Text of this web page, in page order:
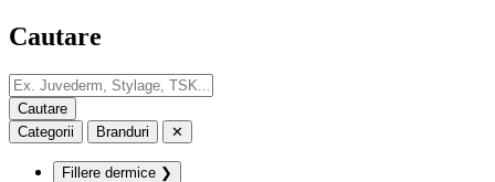
Cautare
Categorii Branduri ✕
Fillere dermice ❯